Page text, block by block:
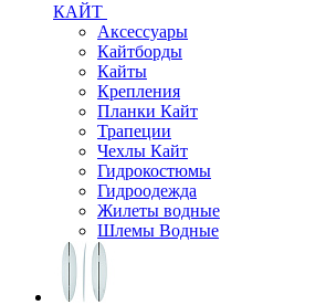
КАЙТ
Аксессуары
Кайтборды
Кайты
Крепления
Планки Кайт
Трапеции
Чехлы Кайт
Гидрокостюмы
Гидроодежда
Жилеты водные
Шлемы Водные